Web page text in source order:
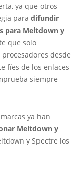
ya que otros
para difundir
para Meltdown y
que solo
desde
fíes de los enlaces
siempre
ya han
Meltdown y
y Spectre los